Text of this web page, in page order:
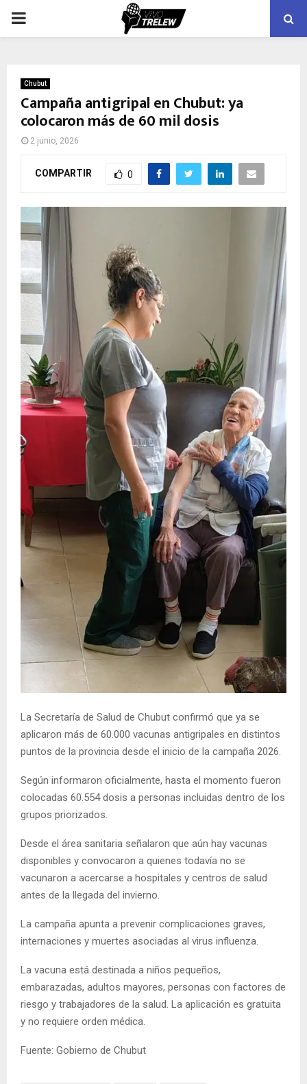
PRIMARY
Chubut
Campaña antigripal en Chubut: ya
colocaron más de 60 mil dosis
2 junio, 2026
COMPARTIR 0
La Secretaría de Salud de Chubut confirmó que ya se
aplicaron más de 60.000 vacunas antigripales en distintos
puntos de la provincia desde el inicio de la campaña 2026.
Según informaron oficialmente, hasta el momento fueron
colocadas 60.554 dosis a personas incluidas dentro de los
grupos priorizados.
Desde el área sanitaria señalaron que aún hay vacunas
disponibles y convocaron a quienes todavía no se
vacunaron a acercarse a hospitales y centros de salud
antes de la llegada del invierno.
La campaña apunta a prevenir complicaciones graves,
internaciones y muertes asociadas al virus influenza.
La vacuna está destinada a niños pequeños,
embarazadas, adultos mayores, personas con factores de
riesgo y trabajadores de la salud. La aplicación es gratuita
y no requiere orden médica.
Fuente: Gobierno de Chubut